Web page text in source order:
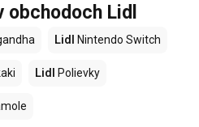
Lidl
Lidl Nintendo Switch
Lidl Polievky